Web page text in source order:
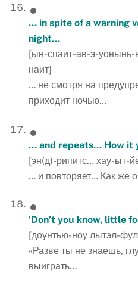
… in spite of a warning
night…
[ын-спаит-ав-э-
наит]
… не смотря на
приходит ночью…
… and repeats… How it
[эн(д)-рипитс… хау-ыт-
… и повторяет… Как же
‘Don’t you know, little
[доунтью-ноу лытэл-
«Разве ты не знаешь,
выиграть…